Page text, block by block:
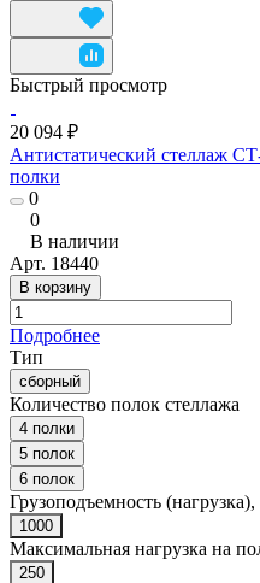
Быстрый просмотр
20 094 ₽
Антистатический стеллаж
полки
0
0
В наличии
Арт. 18440
В корзину
Подробнее
Тип
сборный
Количество полок стеллажа
4 полки
5 полок
6 полок
Грузоподъемность (нагрузка),
1000
Максимальная нагрузка на
250